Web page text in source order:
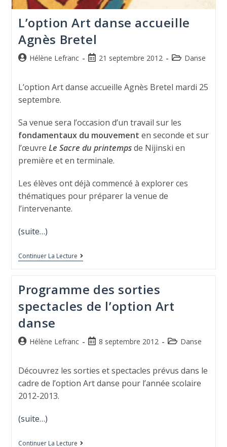
L’option Art danse accueille
Agnès Bretel
Hélène Lefranc 21 septembre 2012 Danse
L’option Art danse accueille Agnès Bretel mardi 25
septembre.
Sa venue sera l’occasion d’un travail sur les
fondamentaux du mouvement en seconde et sur
l’œuvre Le Sacre du printempsde Nijinski en
première et en terminale.
Les élèves ont déjà commencé à explorer ces
thématiques pour préparer la venue de
l’intervenante.
(suite…)
Continuer La Lecture
Programme des sorties
spectacles de l’option Art
danse
Hélène Lefranc 8 septembre 2012 Danse
Découvrez les sorties et spectacles prévus dans le
cadre de l’option Art danse pour l’année scolaire
2012-2013.
(suite…)
Continuer La Lecture